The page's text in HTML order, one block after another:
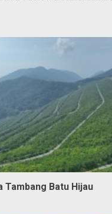
Tambang Batu Hijau